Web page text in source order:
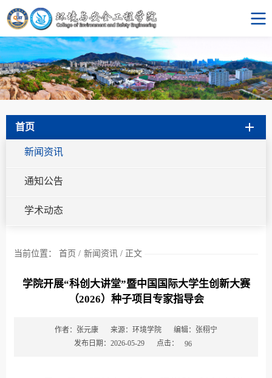
首页
新闻资讯
通知公告
学术动态
当前位置： 首页 / 新闻资讯 / 正文
学院开展“科创大讲堂”暨中国国际大学生创新大赛
（2026）种子项目专家指导会
作者：张元康 来源：环境学院
编辑：张栩宁
发布日期：2026-05-29
点击： 96